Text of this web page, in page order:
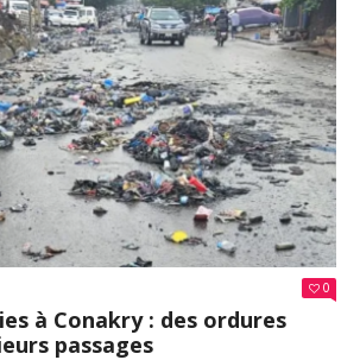
LE
DE
LA
0
à Conakry : des ordures
passages